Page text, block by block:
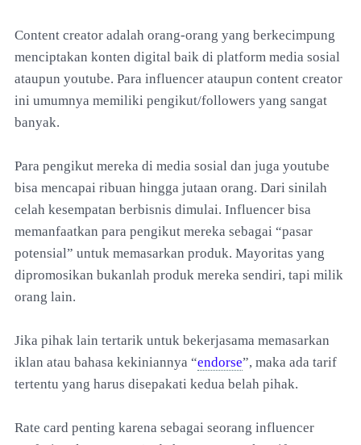
Content creator adalah orang-orang yang berkecimpung
menciptakan konten digital baik di platform media sosial
ataupun youtube. Para influencer ataupun content creator
ini umumnya memiliki pengikut/followers yang sangat
banyak.
Para pengikut mereka di media sosial dan juga youtube
bisa mencapai ribuan hingga jutaan orang. Dari sinilah
celah kesempatan berbisnis dimulai. Influencer bisa
memanfaatkan para pengikut mereka sebagai “pasar
potensial” untuk memasarkan produk. Mayoritas yang
dipromosikan bukanlah produk mereka sendiri, tapi milik
orang lain.
Jika pihak lain tertarik untuk bekerjasama memasarkan
iklan atau bahasa kekiniannya “endorse”, maka ada tarif
tertentu yang harus disepakati kedua belah pihak.
Rate card penting karena sebagai seorang influencer